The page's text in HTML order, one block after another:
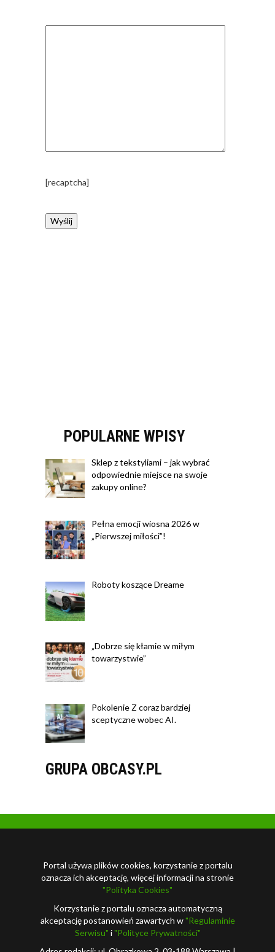
[recaptcha]
POPULARNE WPISY
Sklep z tekstyliami – jak wybrać
odpowiednie miejsce na swoje
zakupy online?
Pełna emocji wiosna 2026 w
„Pierwszej miłości”!
Roboty koszące Dreame
„Dobrze się kłamie w miłym
towarzystwie”
Pokolenie Z coraz bardziej
sceptyczne wobec AI.
GRUPA OBCASY.PL
Portal używa plików cookies, korzystanie z portalu
oznacza ich akceptację, więcej informacji na stronie
"Polityka Cookies"
Korzystanie z portalu oznacza automatyczną
akceptację postanowień zawartych w"Regulaminie
Serwisu" i"Polityce Prywatności"